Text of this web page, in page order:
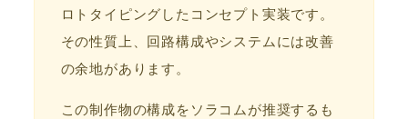
ロトタイピングしたコンセプト実装です。
その性質上、回路構成やシステムには改善
の余地があります。
この制作物の構成をソラコムが推奨するも